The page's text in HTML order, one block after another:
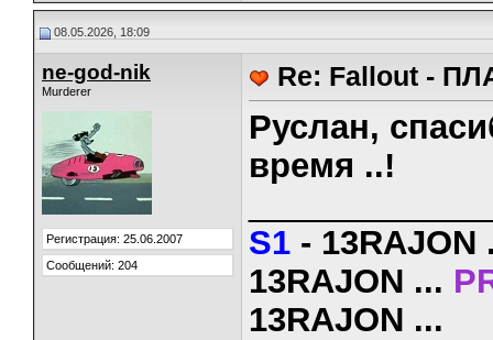
08.05.2026, 18:09
ne-god-nik
Murderer
Регистрация: 25.06.2007
Сообщений: 204
Re: Fallout -
Руслан,
время ..!
S1 - 13RAJON
13RAJON ...
13RAJON ...